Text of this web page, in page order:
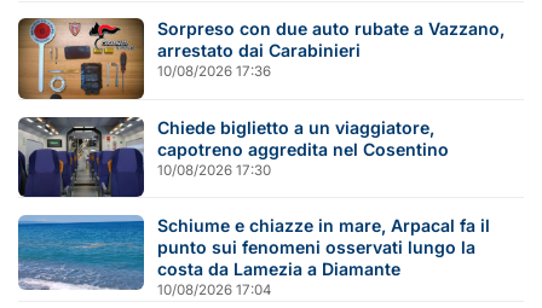
Sorpreso con due auto rubate a Vazzano,
arrestato dai Carabinieri
10/08/2026 17:36
Chiede biglietto a un viaggiatore,
capotreno aggredita nel Cosentino
10/08/2026 17:30
Schiume e chiazze in mare, Arpacal fa il
punto sui fenomeni osservati lungo la
costa da Lamezia a Diamante
10/08/2026 17:04